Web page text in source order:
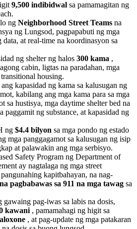
9,500 indibidwal sa pamamagitan ng
ng Neighborhood Street Teams na
ng Lungsod, pagpapabuti ng mga
at real-time na koordinasyon sa
ng shelter ng halos 300 kama ,
cabin, ligtas na paradahan, mga
housing.
kapasidad ng kama sa kalusugan ng
kabilang ang mga kama para sa mga
sa hustisya, mga daytime shelter bed na
paggamit ng substance, at kapasidad ng
ng $4.4 bilyon sa mga pondo ng estado
mga panggagamot sa kalusugan ng isip
at palawakin ang mga serbisyo.
Safety Program ng Department of
ay nagtalaga ng mga street
kapitbahayan, na nag-
pagbabawas sa 911 na mga tawag sa
pag-iwas sa labis na dosis,
kawani , pamamahagi ng higit sa
, at pag-update ng mga patakaran